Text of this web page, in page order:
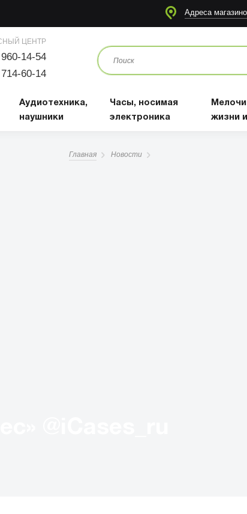
Адреса
ЦЕНТР
14-54
60-14
Аудиотехника,
наушники
Часы, носимая
электроника
жизни
Главная Новости